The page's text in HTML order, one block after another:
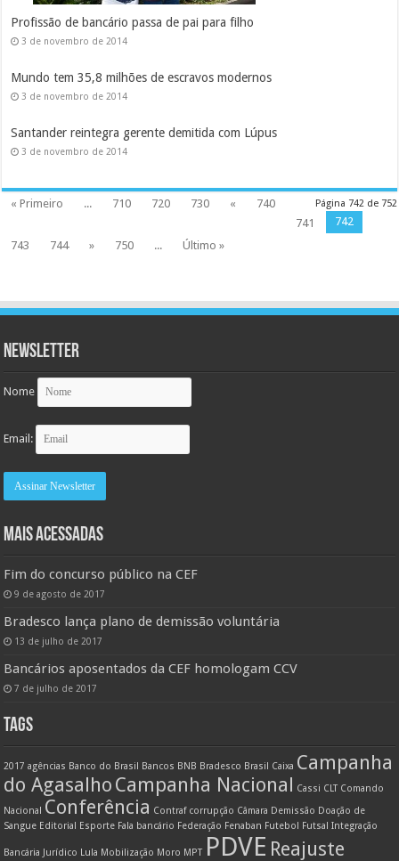
Profissão de bancário passa de pai para filho
3 de novembro de 2014
Mundo tem 35,8 milhões de escravos modernos
3 de novembro de 2014
Santander reintegra gerente demitida com Lúpus
3 de novembro de 2014
Página 742 de 752
« Primeiro ... 710 720 730 «
740
741
742
743
744 » 750 ... Último »
Newsletter
Nome
Email:
MAIS ACESSADAS
Fim do concurso público na CEF
9 de agosto de 2017
Bradesco lança plano de demissão voluntária
13 de julho de 2017
Bancários aposentados da CEF homologam CCV
7 de julho de 2017
TAGS
2017 agências Banco do Brasil Bancos BNB Bradesco Brasil Caixa Campanha
do Agasalho Campanha Nacional Cassi CLT Comando
Nacional
Conferência Contraf corrupção Câmara Demissão Doação de
Sangue Editorial Esporte Fala bancário Federação Fenaban Futebol Futsal Integração
Bancária Jurídico Lula Mobilização Moro MPT PDVE Reajuste